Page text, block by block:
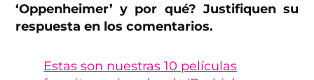
‘Oppenheimer’ y por qué? Justifiquen su
respuesta en los comentarios.
Estas son nuestras 10 películas